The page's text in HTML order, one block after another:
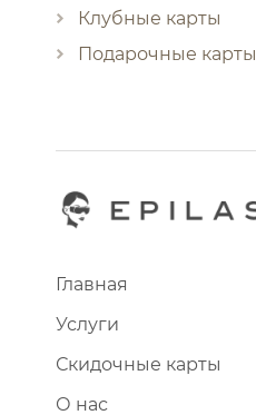
Клубные карты
Подарочные карты
Главная
Услуги
Скидочные карты
О нас